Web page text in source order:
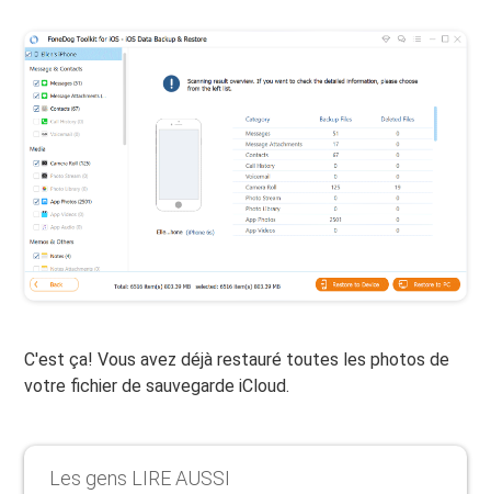
C'est ça! Vous avez déjà restauré toutes les photos de
votre fichier de sauvegarde iCloud.
Les gens LIRE AUSSI